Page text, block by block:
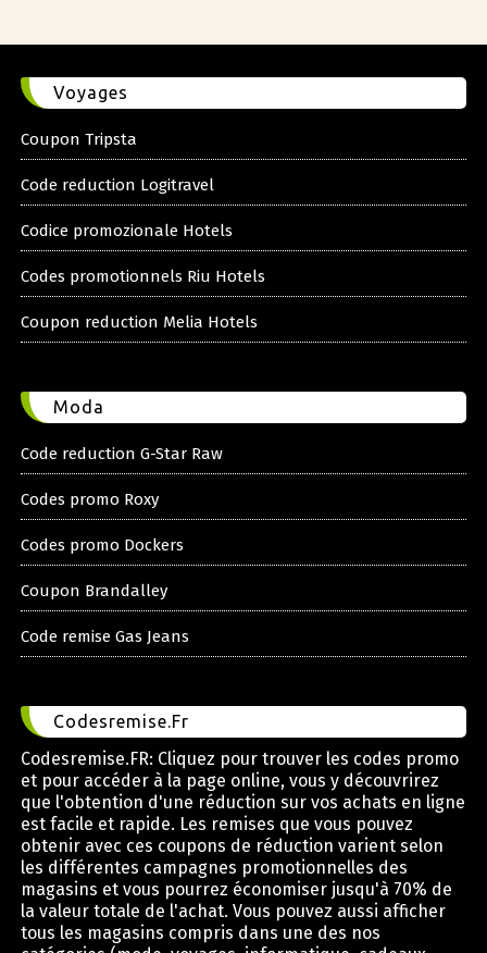
Voyages
Coupon Tripsta
Code reduction Logitravel
Codice promozionale Hotels
Codes promotionnels Riu Hotels
Coupon reduction Melia Hotels
Moda
Code reduction G-Star Raw
Codes promo Roxy
Codes promo Dockers
Coupon Brandalley
Code remise Gas Jeans
Codesremise.Fr
Codesremise.FR: Cliquez pour trouver les codes promo
et pour accéder à la page online, vous y découvrirez
que l'obtention d'une réduction sur vos achats en ligne
est facile et rapide. Les remises que vous pouvez
obtenir avec ces coupons de réduction varient selon
les différentes campagnes promotionnelles des
magasins et vous pourrez économiser jusqu'à 70% de
la valeur totale de l'achat. Vous pouvez aussi afficher
tous les magasins compris dans une des nos